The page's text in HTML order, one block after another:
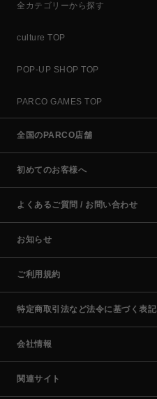
全カテゴリーから探す
culture TOP
POP-UP SHOP TOP
PARCO GAMES TOP
全国のPARCO店舗
初めてのお客様へ
よくあるご質問 / お問い合わせ
お知らせ
ご利用規約
特定商取引法など法令に基づく表記
会社情報
関連サイト